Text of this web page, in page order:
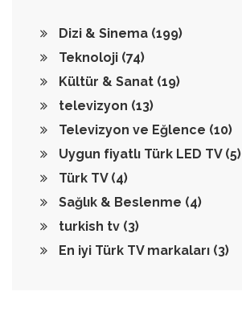
Dizi & Sinema (199)
Teknoloji (74)
Kültür & Sanat (19)
televizyon (13)
Televizyon ve Eğlence (10)
Uygun fiyatlı Türk LED TV (5)
Türk TV (4)
Sağlık & Beslenme (4)
turkish tv (3)
En iyi Türk TV markaları (3)